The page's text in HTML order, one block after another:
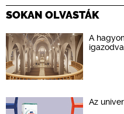
SOKAN OLVASTÁK
A
Az